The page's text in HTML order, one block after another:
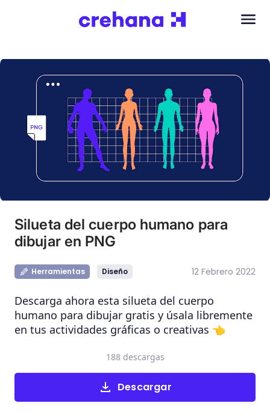
Silueta del cuerpo humano para
dibujar en PNG
Herramientas Diseño 12 Febrero 2022
Descarga ahora esta silueta del cuerpo
humano para dibujar gratis y úsala libremente
en tus actividades gráficas o creativas 👈
Descargar
188 descargas